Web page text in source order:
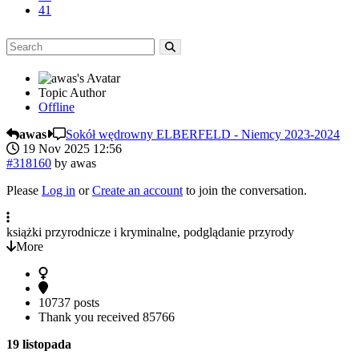
41
Topic Author
Offline
awas
Sokół wędrowny ELBERFELD - Niemcy 2023-2024
19 Nov 2025 12:56
#318160 by awas
Please Log in orCreate an account to join the conversation.
książki przyrodnicze i kryminalne, podglądanie przyrody
More
10737 posts
Thank you received 85766
19 listopada